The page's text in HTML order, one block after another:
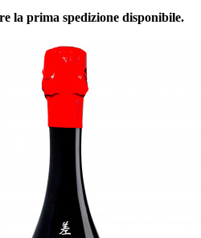
la prima spedizione disponibile.